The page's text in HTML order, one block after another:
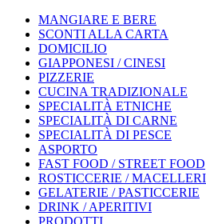
MANGIARE E BERE
SCONTI ALLA CARTA
DOMICILIO
GIAPPONESI / CINESI
PIZZERIE
CUCINA TRADIZIONALE
SPECIALITÀ ETNICHE
SPECIALITÀ DI CARNE
SPECIALITÀ DI PESCE
ASPORTO
FAST FOOD / STREET FOOD
ROSTICCERIE /
GELATERIE / PASTICCERIE
DRINK / APERITIVI
PRODOTTI